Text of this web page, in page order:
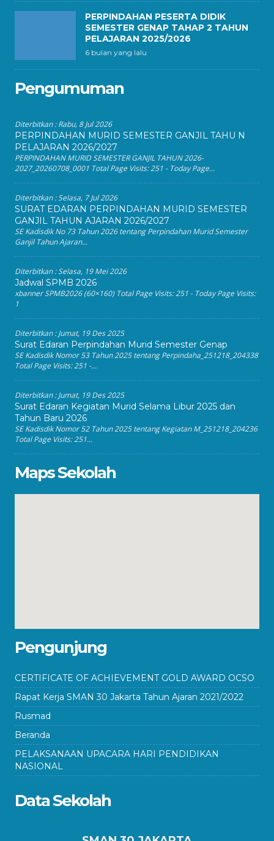
PERPINDAHAN PESERTA DIDIK
SEMESTER GENAP TAHAP 2 TAHUN
PELAJARAN 2025/2026
6 bulan yang lalu
Pengumuman
Diterbitkan :Rabu, 8 Jul 2026
PERPINDAHAN MURID SEMESTER GANJIL TAHU N
PELAJARAN 2026/2027
PERPINDAHAN MURID SEMESTER GANJIL TAHUN 2026-
2027_20260708_0001 Total Page Visits: 251 - Today Page...
Diterbitkan :Selasa, 7 Jul 2026
SURAT EDARAN PERPINDAHAN MURID SEMESTER
GANJIL TAHUN AJARAN 2026/2027
SE Kadisdik No 73 Tahun 2026 tentang Perpindahan Murid Semester
Ganjil Tahun Ajaran...
Diterbitkan :Selasa, 19 Mei 2026
Jadwal SPMB 2026
xbanner SPMB2026 (60×160) Total Page Visits: 251 - Today Page Visits:
1
Diterbitkan :Jumat, 19 Des 2025
Surat Edaran Perpindahan Murid Semester Genap
SE Kadisdik Nomor 53 Tahun 2025 tentang Perpindaha_251218_204338
Total Page Visits: 251 -...
Diterbitkan :Jumat, 19 Des 2025
Surat Edaran Kegiatan Murid Selama Libur 2025 dan
Tahun Baru 2026
SE Kadisdik Nomor 52 Tahun 2025 tentang Kegiatan M_251218_204236
Total Page Visits: 251...
Maps Sekolah
Pengunjung
CERTIFICATE OF ACHIEVEMENT GOLD AWARD OCSO
Rapat Kerja SMAN 30 Jakarta Tahun Ajaran 2021/2022
Rusmad
Beranda
PELAKSANAAN UPACARA HARI PENDIDIKAN
NASIONAL
Data Sekolah